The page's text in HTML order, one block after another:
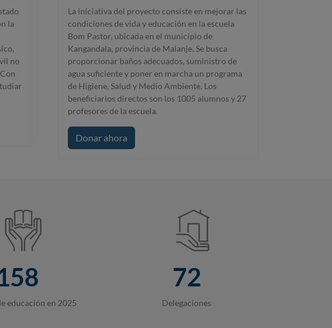
la
no
La iniciativa del proyecto consiste en mejorar las
condiciones de vida y educación en la escuela
Bom Pastor, ubicada en el municipio de
Kangandala, provincia de Malanje. Se busca
proporcionar baños adecuados, suministro de
agua suficiente y poner en marcha un programa
de Higiene, Salud y Medio Ambiente. Los
beneficiarios directos son los 1005 alumnos y 27
profesores de la escuela.
Donar ahora
educación en 2025
72
Delegaciones